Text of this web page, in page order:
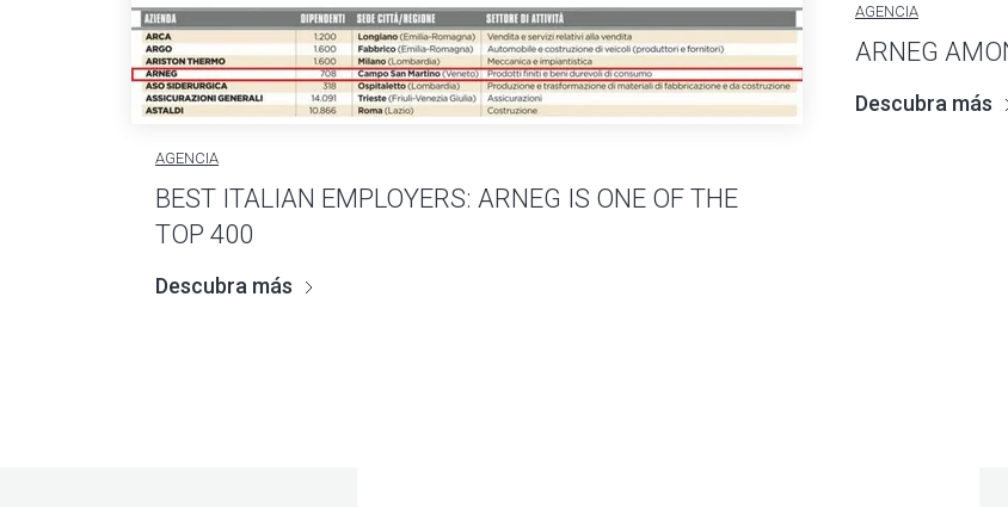
AGENCIA
BEST ITALIAN EMPLOYERS: ARNEG IS ONE OF THE
TOP 400
Descubra más
AGENCIA
ARNEG
Descubra más